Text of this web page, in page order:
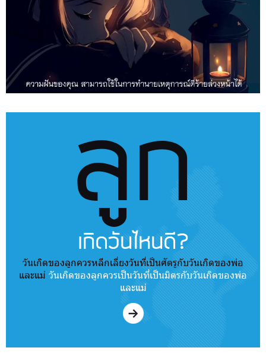
ลูก
เกิดวันไหนดี?
วันเกิดของลูกควรหลีกเลี่ยงวันที่เป็นศัตรูกับวันเกิดของพ่อ
และแม่ วันเกิดของลูกควรเป็นวันที่เป็นมิตรกับวันเกิดของพ่อ
และแม่